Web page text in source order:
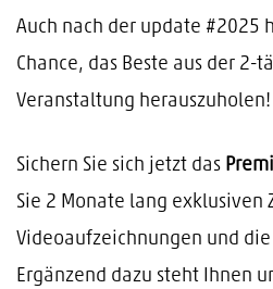
Auch nach der update #2025
Chance, das Beste aus der 2-
Veranstaltung herauszuholen!
Sichern Sie sich jetzt das
Sie 2 Monate lang exklusiven
Videoaufzeichnungen und
Ergänzend dazu steht Ihnen